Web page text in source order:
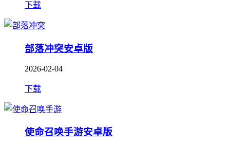
下载
部落冲突安卓版
2026-02-04
下载
使命召唤手游安卓版